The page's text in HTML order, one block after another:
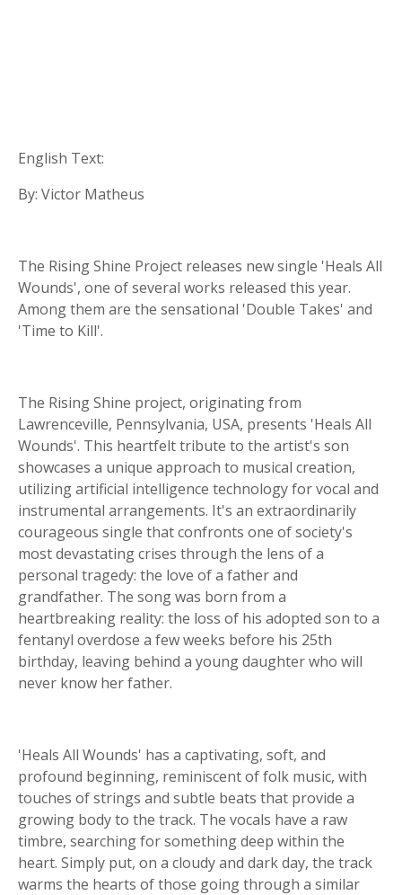
English Text:
By: Victor Matheus
The Rising Shine Project releases new single 'Heals All
Wounds', one of several works released this year.
Among them are the sensational 'Double Takes' and
'Time to Kill'.
The Rising Shine project, originating from
Lawrenceville, Pennsylvania, USA, presents 'Heals All
Wounds'. This heartfelt tribute to the artist's son
showcases a unique approach to musical creation,
utilizing artificial intelligence technology for vocal and
instrumental arrangements. It's an extraordinarily
courageous single that confronts one of society's
most devastating crises through the lens of a
personal tragedy: the love of a father and
grandfather. The song was born from a
heartbreaking reality: the loss of his adopted son to a
fentanyl overdose a few weeks before his 25th
birthday, leaving behind a young daughter who will
never know her father.
'Heals All Wounds' has a captivating, soft, and
profound beginning, reminiscent of folk music, with
touches of strings and subtle beats that provide a
growing body to the track. The vocals have a raw
timbre, searching for something deep within the
heart. Simply put, on a cloudy and dark day, the track
warms the hearts of those going through a similar